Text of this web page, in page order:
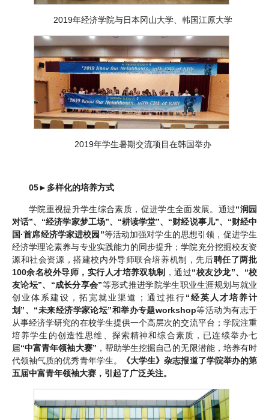
2019年经济学院与日本冈山大学、韩国江原大学
2019年学生暑期交流项目在韩国举办
05► 多样化的培养方式
学院重视提升学生综合素质，促进学生全面发展。通过“润园
对话”、“经济学家梦工场”、“耕读学堂”、“财经说事儿”、“财经中
国·首席经济学家进校园”等活动加强对学生的思想引领，促进学生
经济学理论素养与专业实践能力的同步提升；学院充分挖掘校友资
源和社会资源，搭建校内外导师联合培养机制，先后聘任了两批
100余名校外导师，实行人才培养双轨制
，通过“校友沙龙”、“校
友论坛”、“成长分享会”等形式推进学院学生职业生涯规划与就业
创业体系建设，拓宽就业渠道；通过推行“经英人才培养计
划”、“未来经济学家论坛”和举办专题workshop等活动为有志于
从事经济学研究的在校学生提供一个高层次的交流平台；学院注重
培养学生的创造性思维、探索精神和综合素质，已连续举办七
届“中富青年领袖大赛” ，帮助学生挖掘自己的无限潜能，培养有时
代领袖气质的优秀青年学生。
《大学生》杂志报道了学院举办的第
五届中富青年领袖大赛，引起了广泛关注。